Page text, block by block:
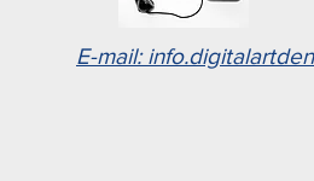
E-mail: